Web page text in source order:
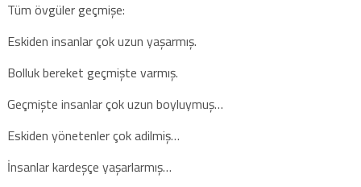
Tüm övgüler geçmişe:
Eskiden insanlar çok uzun yaşarmış.
Bolluk bereket geçmişte varmış.
Geçmişte insanlar çok uzun boyluymuş…
Eskiden yönetenler çok adilmiş…
İnsanlar kardeşçe yaşarlarmış…